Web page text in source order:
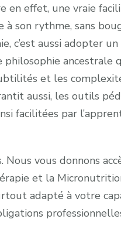
en effet, une vraie
son rythme, sans
c’est aussi adopter
philosophie ancestrale
et les
aussi, les outils
facilitées par
vous donnons
et la
adapté à votre